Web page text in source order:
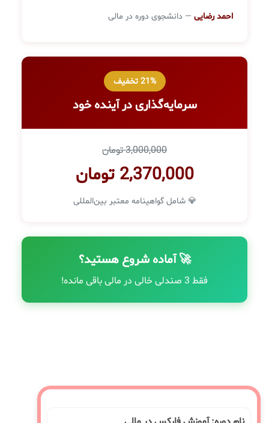
احمد رضایی — دانشجوی دوره در مالی
21% تخفیف
سرمایه‌گذاری در آینده خود
3,000,000 تومان
2,370,000 تومان
💎 شامل گواهینامه معتبر بین‌المللی
🚀 آماده شروع هستید؟
فقط 3 صندلی خالی در مالی باقی مانده!